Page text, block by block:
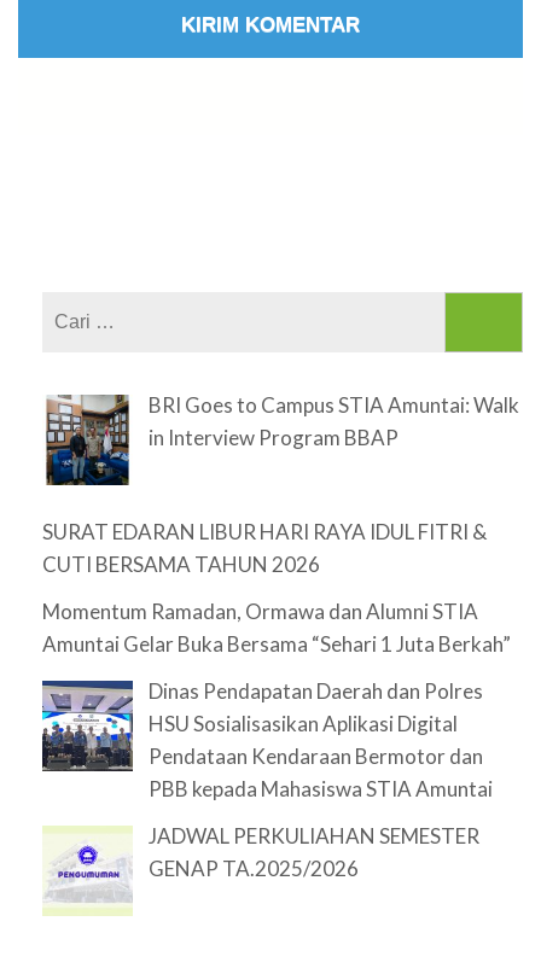
BRI Goes to Campus STIA Amuntai: Walk
in Interview Program BBAP
SURAT EDARAN LIBUR HARI RAYA IDUL FITRI &
CUTI BERSAMA TAHUN 2026
Momentum Ramadan, Ormawa dan Alumni STIA
Amuntai Gelar Buka Bersama “Sehari 1 Juta Berkah”
Dinas Pendapatan Daerah dan Polres
HSU Sosialisasikan Aplikasi Digital
Pendataan Kendaraan Bermotor dan
PBB kepada Mahasiswa STIA Amuntai
JADWAL PERKULIAHAN SEMESTER
GENAP TA.2025/2026